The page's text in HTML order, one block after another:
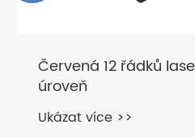
Červená 12 řádků
úroveň
Ukázat více >>